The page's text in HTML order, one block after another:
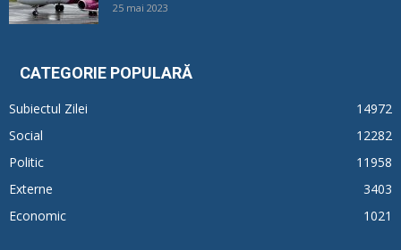
25 mai 2023
CATEGORIE POPULARĂ
Subiectul Zilei
14972
Social
12282
Politic
11958
Externe
3403
Economic
1021